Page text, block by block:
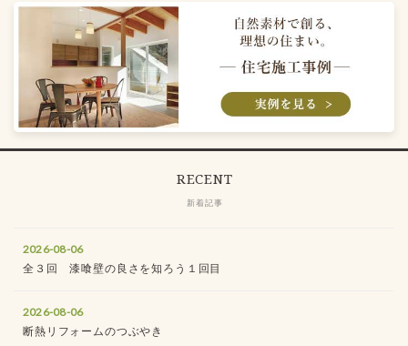
RECENT
新着記事
2026-08-06
全３回 漆喰壁の良さを知ろう１回目
2026-08-06
断熱リフォームのつぶやき